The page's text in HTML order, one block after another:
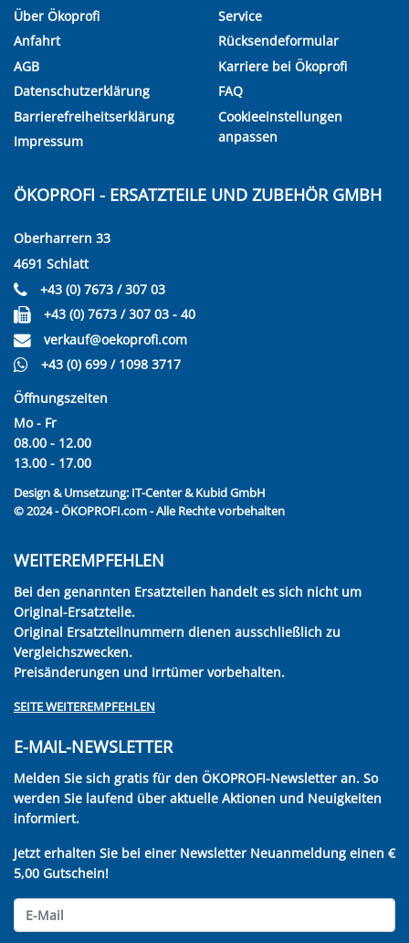
Über Ökoprofi
Anfahrt
AGB
Datenschutzerklärung
Barrierefreiheitserklärung
Impressum
Service
Rücksendeformular
Karriere bei Ökoprofi
FAQ
Cookieeinstellungen
anpassen
ÖKOPROFI - ERSATZTEILE UND ZUBEHÖR GMBH
Oberharrern 33
4691 Schlatt
+43 (0) 7673 / 307 03
+43 (0) 7673 / 307 03 - 40
verkauf@oekoprofi.com
+43 (0) 699 / 1098 3717
Öffnungszeiten
Mo - Fr
08.00 - 12.00
13.00 - 17.00
Design & Umsetzung: IT-Center & Kubid GmbH
© 2024 - ÖKOPROFI.com - Alle Rechte vorbehalten
WEITEREMPFEHLEN
Bei den genannten Ersatzteilen handelt es sich nicht um
Original-Ersatzteile.
Original Ersatzteilnummern dienen ausschließlich zu
Vergleichszwecken.
Preisänderungen und Irrtümer vorbehalten.
SEITE WEITEREMPFEHLEN
E-MAIL-NEWSLETTER
Melden Sie sich gratis für den ÖKOPROFI-Newsletter an. So
werden Sie laufend über aktuelle Aktionen und Neuigkeiten
informiert.
Jetzt erhalten Sie bei einer Newsletter Neuanmeldung einen €
5,00 Gutschein!